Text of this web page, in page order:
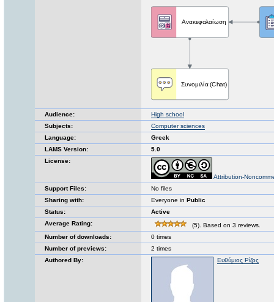
Audience:
High school
Subjects:
Computer sciences
Language:
Greek
LAMS Version:
5.0
License:
Attribution-
Support Files:
No files
Sharing with:
Everyone in Public
Status:
Active
Average Rating:
(5). Based on 3 reviews.
Number of downloads:
0 times
Number of previews:
2 times
Authored By:
Ευθύμιος Ρίζος